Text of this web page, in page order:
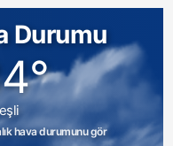
Durumu
hava durumunu gör